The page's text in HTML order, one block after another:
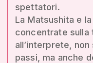
spettatori.
La Matsushita e
concentrate sulla
all’interprete,
passi, ma anche